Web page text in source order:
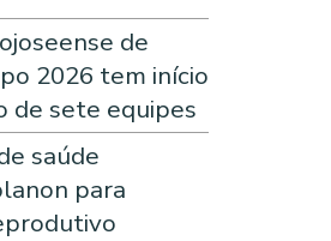
de
2026 tem início
de sete equipes
saúde
para